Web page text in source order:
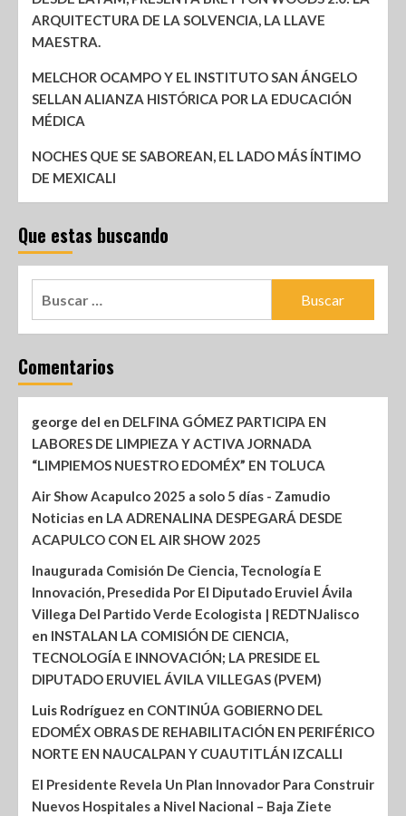
ARQUITECTURA DE LA SOLVENCIA, LA LLAVE
MAESTRA.
MELCHOR OCAMPO Y EL INSTITUTO SAN ÁNGELO
SELLAN ALIANZA HISTÓRICA POR LA EDUCACIÓN
MÉDICA
NOCHES QUE SE SABOREAN, EL LADO MÁS ÍNTIMO
DE MEXICALI
Que estas buscando
Comentarios
george del en DELFINA GÓMEZ PARTICIPA EN
LABORES DE LIMPIEZA Y ACTIVA JORNADA
“LIMPIEMOS NUESTRO EDOMÉX” EN TOLUCA
Air Show Acapulco 2025 a solo 5 días - Zamudio
Noticias en LA ADRENALINA DESPEGARÁ DESDE
ACAPULCO CON EL AIR SHOW 2025
Inaugurada Comisión De Ciencia, Tecnología E
Innovación, Presedida Por El Diputado Eruviel Ávila
Villega Del Partido Verde Ecologista | REDTNJalisco
en INSTALAN LA COMISIÓN DE CIENCIA,
TECNOLOGÍA E INNOVACIÓN; LA PRESIDE EL
DIPUTADO ERUVIEL ÁVILA VILLEGAS (PVEM)
Luis Rodríguez en CONTINÚA GOBIERNO DEL
EDOMÉX OBRAS DE REHABILITACIÓN EN PERIFÉRICO
NORTE EN NAUCALPAN Y CUAUTITLÁN IZCALLI
El Presidente Revela Un Plan Innovador Para Construir
Nuevos Hospitales a Nivel Nacional – Baja Ziete